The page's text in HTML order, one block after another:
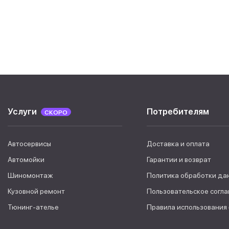
Услуги СКОРО
Автосервисы
Автомойки
Шиномонтаж
Кузовной ремонт
Тюнинг-ателье
Потребителям
Доставка и оплата
Гарантии и возврат
Политика обработки
Пользовательское
Правила использования